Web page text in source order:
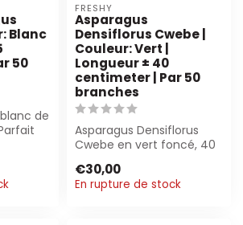
Blanc
50
de
FRESHY
Asparagus
Densiflorus Cwebe |
Couleur: Vert |
Longueur ± 40
centimeter | Par 50
branches
Asparagus Densiflorus
Cwebe en vert foncé, 40
Parfait ...
€30,00
En rupture de stock